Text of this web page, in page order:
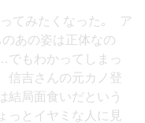
ってみたくなった｡ ア
あの姿は正体なの
でもわかってしまっ
信吉さんの元カノ登
結局面食いだという
っとイヤミな人に見